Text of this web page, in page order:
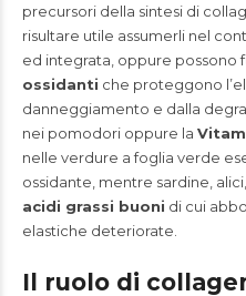
precursori della sintesi di
risultare utile assumerli nel
ed integrata, oppure possono
ossidanti che proteggono
danneggiamento e dalla
nei pomodori oppure la
nelle verdure a foglia verde
ossidante, mentre sardine,
acidi grassi buoni di cui
elastiche deteriorate.
Il ruolo di